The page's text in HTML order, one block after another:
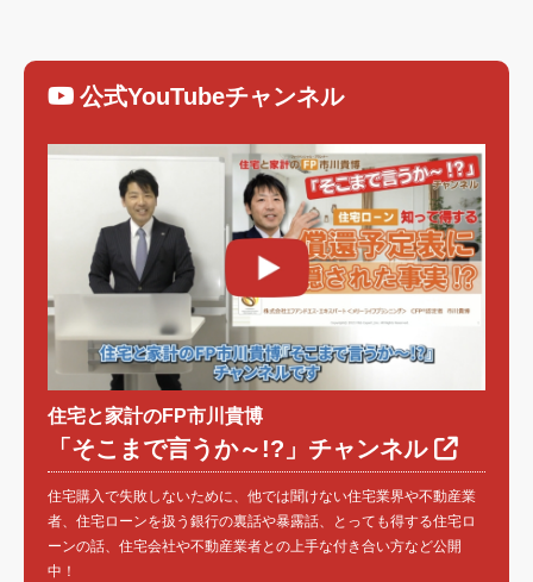
公式YouTubeチャンネル
住宅と家計のFP市川貴博
「そこまで言うか～!?」チャンネル
住宅購入で失敗しないために、他では聞けない住宅業界や不動産業
者、住宅ローンを扱う銀行の裏話や暴露話、とっても得する住宅ロ
ーンの話、住宅会社や不動産業者との上手な付き合い方など公開
中！